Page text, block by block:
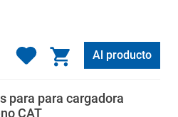
Al producto
para para cargadora
CAT